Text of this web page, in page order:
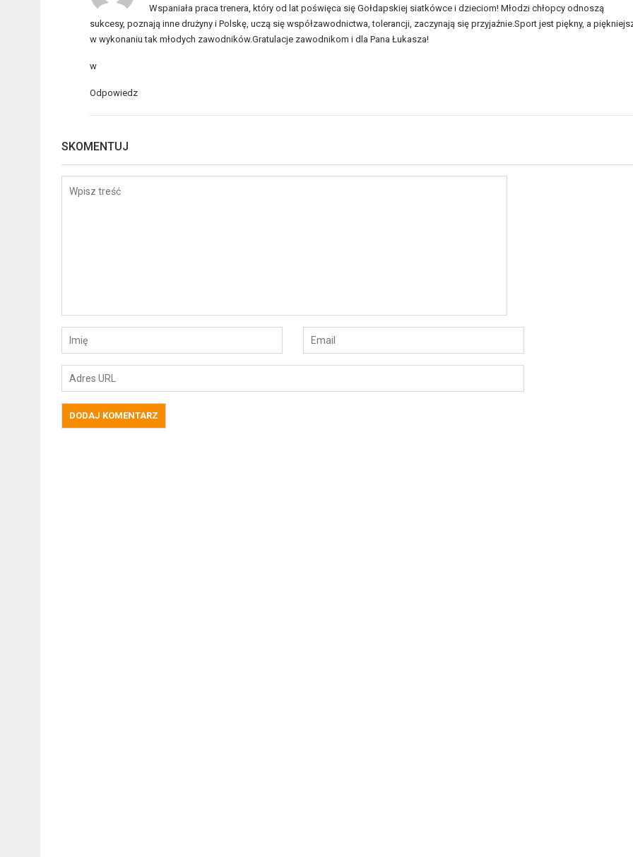
Wspaniała praca trenera, który od lat poświęca się Gołdapskiej siatkówce i dzieciom! Młodzi chłopcy odnoszą
sukcesy, poznają inne drużyny i Polskę, uczą się współzawodnictwa, tolerancji, zaczynają się przyjaźnie.Sport jest piękny, a
w wykonaniu tak młodych zawodników.Gratulacje zawodnikom i dla Pana Łukasza!
w
Odpowiedz
SKOMENTUJ